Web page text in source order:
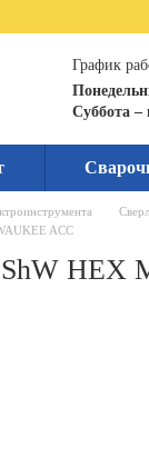
График
Суббота –
ACC
ShW HEX